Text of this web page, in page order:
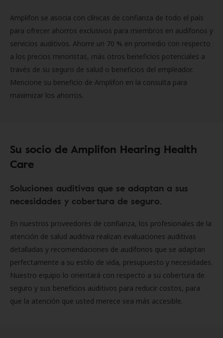
Amplifon se asocia con clínicas de confianza de todo el país
para ofrecer ahorros exclusivos para miembros en audífonos y
servicios auditivos. Ahorre un 70 % en promedio con respecto
a los precios minoristas, más otros beneficios potenciales a
través de su seguro de salud o beneficios del empleador.
Mencione su beneficio de Amplifon en la consulta para
maximizar los ahorros.
Su socio de Amplifon Hearing Health
Care
Soluciones auditivas que se adaptan a sus
necesidades y cobertura de seguro.
En nuestros proveedores de confianza, los profesionales de la
atención de salud auditiva realizan evaluaciones auditivas
detalladas y recomendaciones de audífonos que se adaptan
perfectamente a su estilo de vida, presupuesto y necesidades.
Nuestro equipo lo orientará con respecto a su cobertura de
seguro y sus beneficios auditivos para reducir costos, para
que la atención que usted merece sea más accesible.